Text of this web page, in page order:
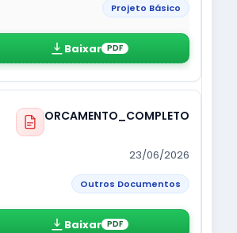
Projeto Básico
Baixar PDF
ORCAMENTO_COMPLETO
23/06/2026
Outros Documentos
Baixar PDF